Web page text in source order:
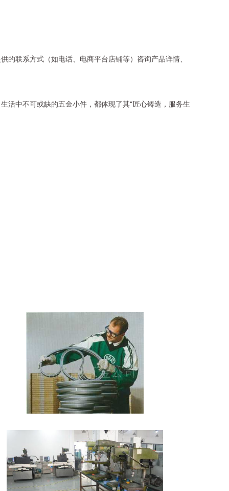
联系方式（如电话、电商平台店铺等）咨询产品详情、
活中不可或缺的五金小件，都体现了其“匠心铸造，服务生